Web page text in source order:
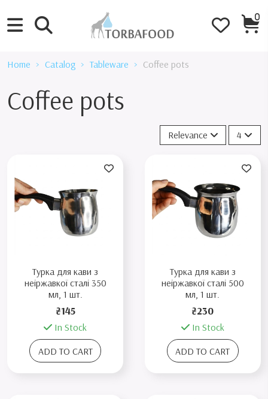
0
Home Catalog Tableware Coffee pots
Coffee pots
Relevance 4
Турка для кави з
неіржавкої сталі 350
мл, 1 шт.
₴145
In Stock
ADD TO CART
Турка для кави з
неіржавкої сталі 500
мл, 1 шт.
₴230
In Stock
ADD TO CART